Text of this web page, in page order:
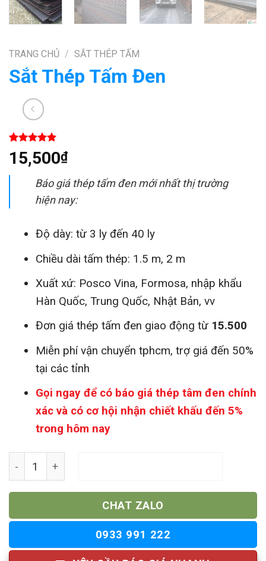
TRANG CHỦ / SẮT THÉP TẤM
Sắt Thép Tấm Đen
5.00trên 5
dựa trên
1
15,500₫
Báo giá thép tấm đen mới nhất thị trường
hiện nay:
Độ dày: từ 3 ly đến 40 ly
Chiều dài tấm thép: 1.5 m, 2 m
Xuất xứ: Posco Vina, Formosa, nhập khẩu
Hàn Quốc, Trung Quốc, Nhật Bản, vv
Đơn giá thép tấm đen giao động từ 15.500
Miễn phí vận chuyển tphcm, trợ giá đến 50%
tại các tỉnh
Gọi ngay để có báo giá thép tâm đen chính
xác và có cơ hội nhận chiết khấu đến 5%
trong hôm nay
CHAT ZALO
0933 991 222